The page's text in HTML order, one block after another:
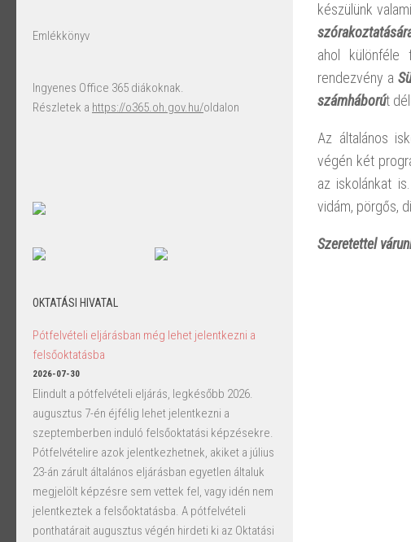
készülünk
ahol különféle
rendezvény a
számháborút
Az általános
végén két
az iskolánkat
vidám, pörgős,
Szeretettel
Emlékkönyv
Ingyenes Office 365 diákoknak.
Részletek a https://o365.oh.gov.hu/oldalon
OKTATÁSI HIVATAL
Pótfelvételi eljárásban még lehet jelentkezni a
felsőoktatásba
2026-07-30
Elindult a pótfelvételi eljárás, legkésőbb 2026.
augusztus 7-én éjfélig lehet jelentkezni a
szeptemberben induló felsőoktatási képzésekre.
Pótfelvételire azok jelentkezhetnek, akiket a július
23-án zárult általános eljárásban egyetlen általuk
megjelölt képzésre sem vettek fel, vagy idén nem
jelentkeztek a felsőoktatásba. A pótfelvételi
ponthatárait augusztus végén hirdeti ki az Oktatási